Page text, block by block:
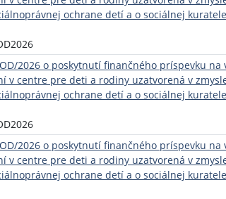
ochrane detí a o sociálnej
2026 o poskytnutí finančného príspevku na
v centre pre deti a rodiny uzatvorená v
ochrane detí a o sociálnej
2026 o poskytnutí finančného príspevku na
v centre pre deti a rodiny uzatvorená v
ochrane detí a o sociálnej